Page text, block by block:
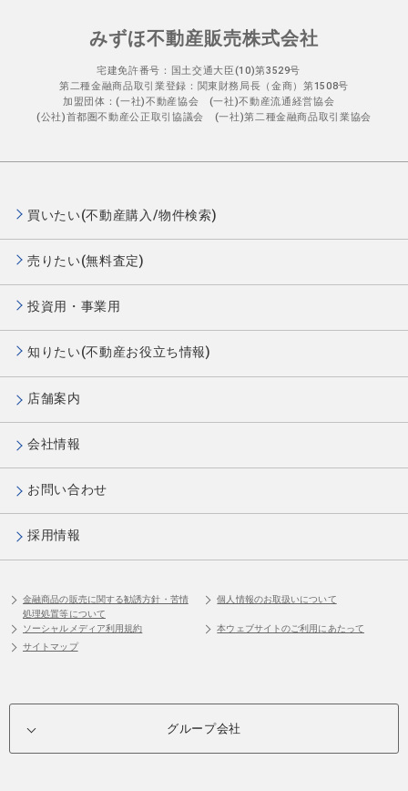
みずほ不動産販売株式会社
宅建免許番号：国土交通大臣(10)第3529号
第二種金融商品取引業登録：関東財務局長（金商）第1508号
加盟団体：(一社)不動産協会 (一社)不動産流通経営協会
(公社)首都圏不動産公正取引協議会 (一社)第二種金融商品取引業協会
買いたい(不動産購入/物件検索)
売りたい(無料査定)
投資用・事業用
知りたい(不動産お役立ち情報)
店舗案内
会社情報
お問い合わせ
採用情報
金融商品の販売に関する勧誘方針・苦情
処理処置等について
個人情報のお取扱いについて
ソーシャルメディア利用規約
本ウェブサイトのご利用にあたって
サイトマップ
グループ会社